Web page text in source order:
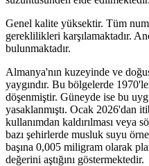
Genel kalite yüksektir. Tüm
gereklilikleri karşılamaktadır.
bulunmaktadır.
Almanya'nın kuzeyinde ve
yaygındır. Bu bölgelerde
döşenmiştir. Güneyde ise bu
yasaklanmıştı. Ocak 2026'dan
kullanımdan kaldırılması veya
bazı şehirlerde musluk suyu
başına 0,005 miligram olarak
değerini aştığını göstermektedir.